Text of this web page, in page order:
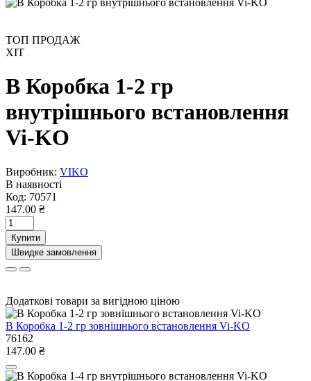
ТОП ПРОДАЖ
ХІТ
В Коробка 1-2 гр
внутрішнього встановлення
Vi-KO
Виробник: VIKO
В наявності
Код: 70571
147.00 ₴
Купити
Швидке замовлення
Додаткові товари за вигідною ціною
В Коробка 1-2 гр зовнішнього встановлення Vi-KO
76162
147.00 ₴